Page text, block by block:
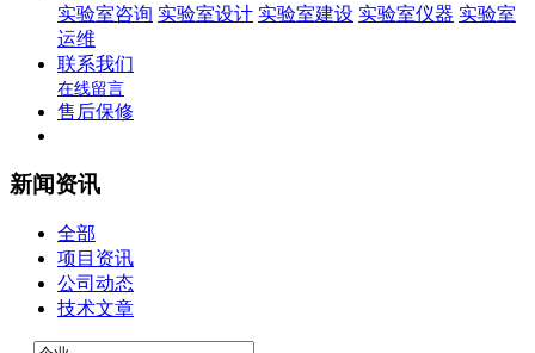
实验室咨询 实验室设计 实验室建设 实验室仪器 实验室
运维
联系我们
在线留言
售后保修
新闻资讯
全部
项目资讯
公司动态
技术文章